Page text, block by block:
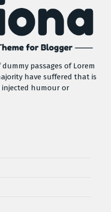
passages of Lorem
have suffered that is
humour or